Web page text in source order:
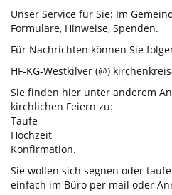
Unser Service für Sie: Im
Formulare, Hinweise, Spenden.
Für Nachrichten können Sie
HF-KG-Westkilver (@)
Sie finden hier unter anderem
kirchlichen Feiern zu:
Taufe
Hochzeit
Konfirmation.
Sie wollen sich segnen oder
einfach im Büro per mail oder